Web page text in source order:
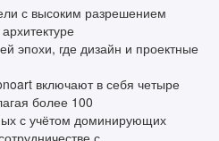
с высоким разрешением
эпохи, где дизайн и проектные
включают в себя четыре
более 100
с учётом доминирующих
с